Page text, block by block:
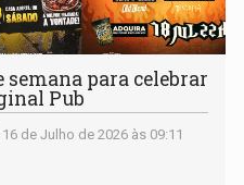
semana para celebrar
Pub
16 de Julho de 2026 às 09:11